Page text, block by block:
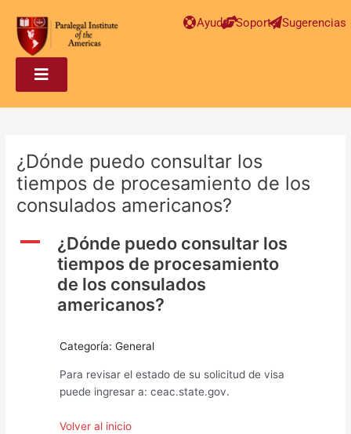
Ayuda Soporte Sugerencias
¿Dónde puedo consultar los
tiempos de procesamiento de los
consulados americanos?
A
¿Dónde puedo consultar los
tiempos de procesamiento
de los consulados
americanos?
Categoría: General
Para revisar el estado de su solicitud de visa
puede ingresar a: ceac.state.gov.
Volver al inicio
navigation